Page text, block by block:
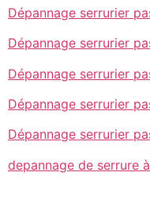
Dépannage serrurier
Dépannage serrurier
Dépannage serrurier
Dépannage serrurier
Dépannage serrurier
depannage de serrure